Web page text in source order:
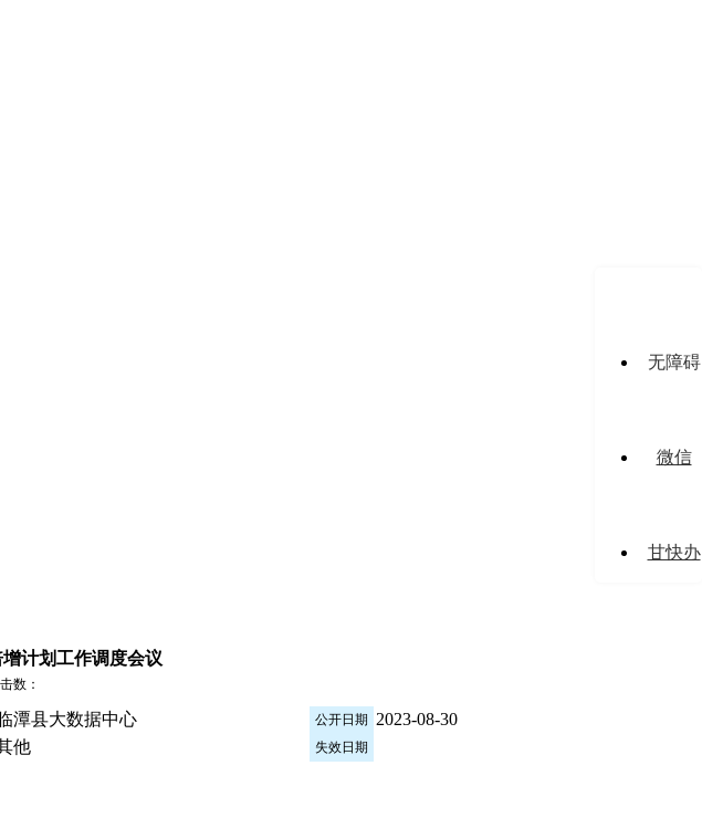
计划工作调度会议
数：
潭县大数据中心 公开日期 2023-08-30
他
失效日期
无障碍
微信
甘快办